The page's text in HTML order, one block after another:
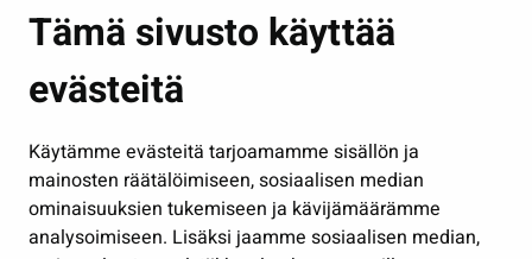
Tämä sivusto käyttää
evästeitä
Käytämme evästeitä tarjoamamme sisällön ja
mainosten räätälöimiseen, sosiaalisen median
ominaisuuksien tukemiseen ja kävijämäärämme
analysoimiseen. Lisäksi jaamme sosiaalisen median,
Kasvatus ja opetus
Kulttuuri ja liikunta
Työ ja yrittäminen
Osallistu ja asioi
Näytä omat evästeasetukseni